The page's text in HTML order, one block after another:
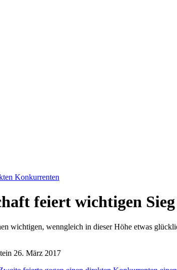
Konkurrenten
feiert wichtigen
wichtigen, wenngleich in dieser Höhe etwas
26. März 2017